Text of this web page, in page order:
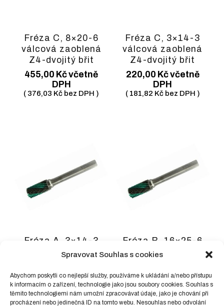
Spravovat Souhlas s cookies
Abychom poskytli co nejlepší služby, používáme k ukládání a/nebo přístupu
k informacím o zařízení, technologie jako jsou soubory cookies. Souhlas s
těmito technologiemi nám umožní zpracovávat údaje, jako je chování při
procházení nebo jedinečná ID na tomto webu. Nesouhlas nebo odvolání
Fréza C, 8×20-6
válcová zaoblená
Z4-dvojitý břit
455,00 Kčvčetně
DPH
( 376,03 Kč bez DPH )
Fréza C, 3×14-3
válcová zaoblená
Z4-dvojitý břit
220,00 Kčvčetně
DPH
( 181,82 Kčbez DPH )
Fréza A, 3×14-3
válcová Z4-dvojitý
220,00Kčvčetně
DPH
(181,82Kčbez DPH )
Fréza B, 16×25-6
válcová s čelem Z4-
1005,00Kčvčetně
DPH
(830,58Kčbez DPH )